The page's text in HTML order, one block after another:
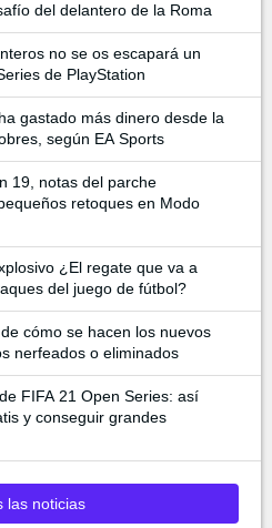
del delantero de la Roma
no se os escapará un
de PlayStation
gastado más dinero desde la
según EA Sports
19, notas del parche
retoques en Modo
¿El regate que va a
del juego de fútbol?
cómo se hacen los nuevos
nerfeados o eliminados
FIFA 21 Open Series: así
y conseguir grandes
las noticias